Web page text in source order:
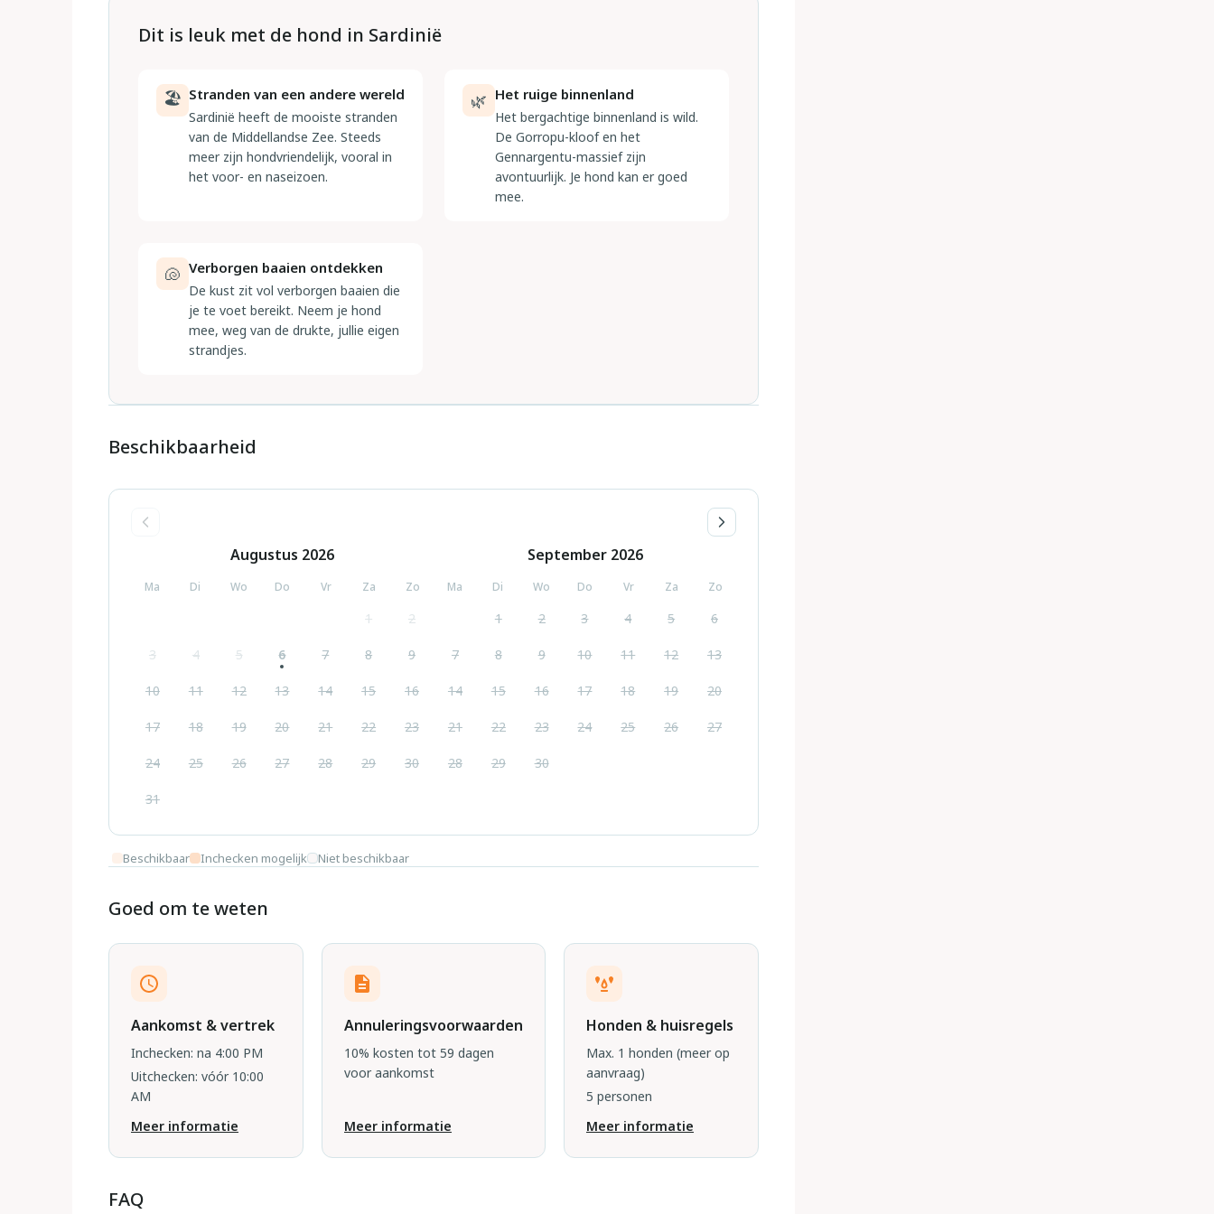
Dit is leuk met de hond in Sardinië
🏖 Stranden van een andere wereld
Sardinië heeft de mooiste stranden
van de Middellandse Zee. Steeds
meer zijn hondvriendelijk, vooral in
het voor- en naseizoen.
🌿 Het ruige binnenland
Het bergachtige binnenland is wild.
De Gorropu-kloof en het
Gennargentu-massief zijn
avontuurlijk. Je hond kan er goed
mee.
🐚 Verborgen baaien ontdekken
De kust zit vol verborgen baaien die
je te voet bereikt. Neem je hond
mee, weg van de drukte, jullie eigen
strandjes.
Beschikbaarheid
Augustus 2026
Ma Di Wo Do Vr Za Zo
1 2
3 4 5 6 7 8 9
10 11 12 13 14 15 16
17 18 19 20 21 22 23
24 25 26 27 28 29 30
31
September 2026
Ma Di Wo Do Vr Za Zo
1 2 3 4 5 6
7 8 9 10 11 12 13
14 15 16 17 18 19 20
21 22 23 24 25 26 27
28 29 30
Beschikbaar Inchecken mogelijk Niet beschikbaar
Goed om te weten
Aankomst & vertrek
Inchecken: na 4:00 PM
Uitchecken: vóór 10:00
AM
Meer informatie
Annuleringsvoorwaarden
10% kosten tot 59 dagen
voor aankomst
Meer informatie
Honden & huisregels
Max. 1 honden (meer op
aanvraag)
5 personen
Meer informatie
FAQ